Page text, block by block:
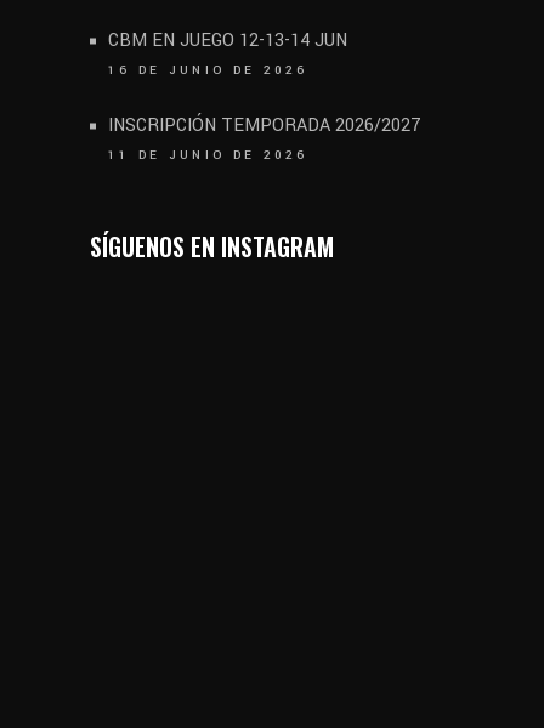
CBM EN JUEGO 12-13-14 JUN
16 DE JUNIO DE 2026
INSCRIPCIÓN TEMPORADA 2026/2027
11 DE JUNIO DE 2026
SÍGUENOS EN INSTAGRAM